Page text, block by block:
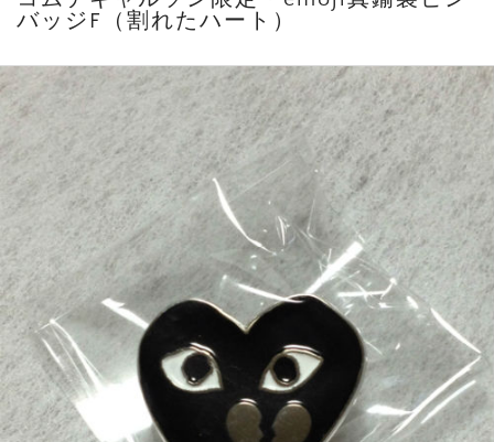
バッジF（割れたハート）